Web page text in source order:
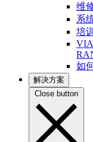
维
系
培训
如
解决方案
Close button